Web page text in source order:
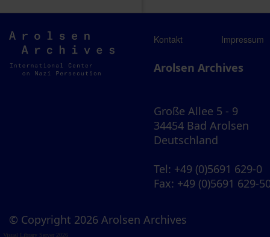
Arolsen
Archives
Kontakt Impressum
Arolsen Archives
Große Allee 5 - 9
34454 Bad Arolsen
Deutschland
Tel: +49 (0)5691 629-0
Fax: +49 (0)5691 629-
© Copyright 2026 Arolsen Archives
Visual Library Server 2026